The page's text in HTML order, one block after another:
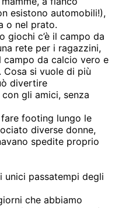
esistono automobili!),
o nel prato.
giochi c’è il campo da
rete per i ragazzini,
campo da calcio vero e
si vuole di più
divertire
gli amici, senza
footing lungo le
diverse donne,
spedite proprio
unici passatempi degli
che abbiamo